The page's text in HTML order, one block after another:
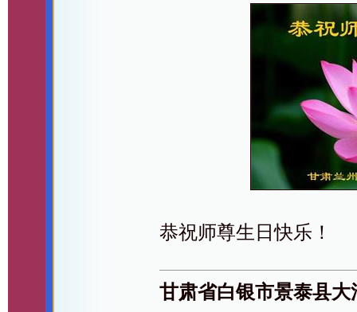
恭祝师尊生日快乐！
甘肃省白银市景泰县